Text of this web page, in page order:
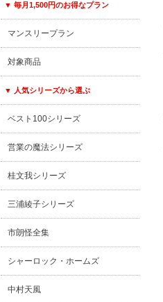
▼ 毎月1,500円のお得なプラン
マンスリープラン
対象商品
▼ 人気シリーズから選ぶ
ベスト100シリーズ
営業の魔法シリーズ
桂文我シリーズ
三浦綾子シリーズ
市朗怪全集
シャーロック・ホームズ
中村天風